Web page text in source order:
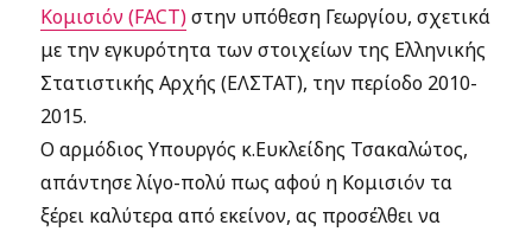
Κομισιόν (FACT)στην υπόθεση Γεωργίου, σχετικά
με την εγκυρότητα των στοιχείων της Ελληνικής
Στατιστικής Αρχής (ΕΛΣΤΑΤ), την περίοδο 2010-
2015.
Ο αρμόδιος Υπουργός κ.Ευκλείδης Τσακαλώτος,
απάντησε λίγο-πολύ πως αφού η Κομισιόν τα
ξέρει καλύτερα από εκείνον, ας προσέλθει να